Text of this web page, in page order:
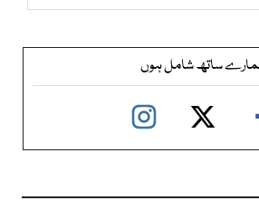
ساتھ شامل ہوں